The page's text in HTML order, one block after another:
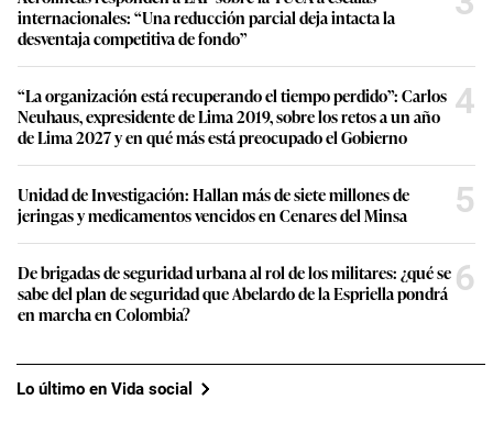
internacionales: “Una reducción parcial deja intacta la
desventaja competitiva de fondo”
“La organización está recuperando el tiempo perdido”: Carlos
Neuhaus, expresidente de Lima 2019, sobre los retos a un año
de Lima 2027 y en qué más está preocupado el Gobierno
4
Unidad de Investigación: Hallan más de siete millones de
jeringas y medicamentos vencidos en Cenares del Minsa
5
De brigadas de seguridad urbana al rol de los militares: ¿qué se
sabe del plan de seguridad que Abelardo de la Espriella pondrá
en marcha en Colombia?
6
Lo último en Vida social